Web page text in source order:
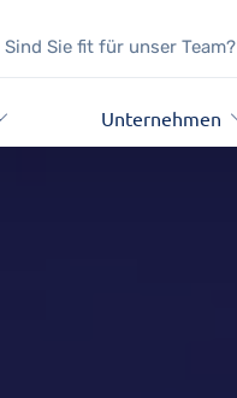
Sind Sie fit für unser Team?
Unternehmen